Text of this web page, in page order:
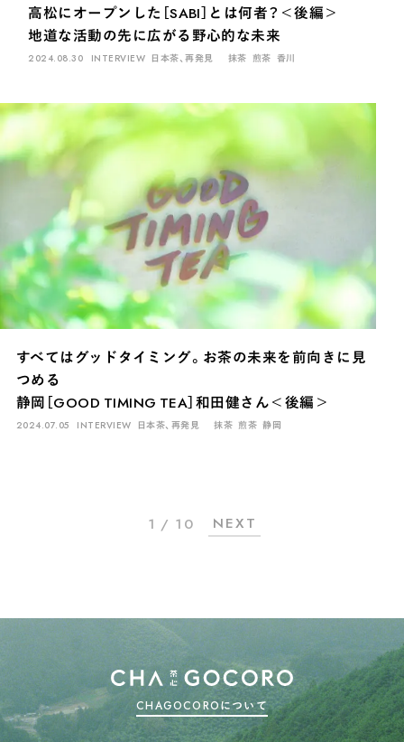
高松にオープンした［SABI］とは何者？＜後編＞
地道な活動の先に広がる野心的な未来
2024.08.30 INTERVIEW 日本茶、再発見 抹茶 煎茶 香川
すべてはグッドタイミング。お茶の未来を前向きに見
つめる
静岡［GOOD TIMING TEA］和田健さん＜後編＞
2024.07.05 INTERVIEW 日本茶、再発見 抹茶 煎茶 静岡
1 / 10 NEXT
CHAGOCOROについて